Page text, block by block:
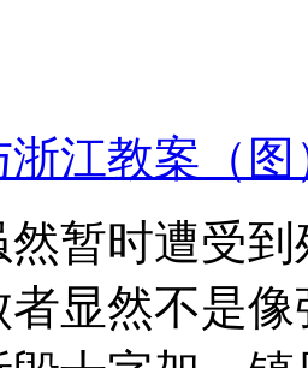
江教案（图
暂时遭受
显然不是